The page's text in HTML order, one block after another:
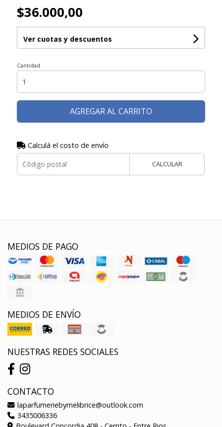
$36.000,00
Ver cuotas y descuentos
Cantidad
AGREGAR AL CARRITO
Calculá el costo de envío
CALCULAR
MEDIOS DE PAGO
MEDIOS DE ENVÍO
NUESTRAS REDES SOCIALES
CONTACTO
laparfumeriebymelibrice@outlook.com
3435006336